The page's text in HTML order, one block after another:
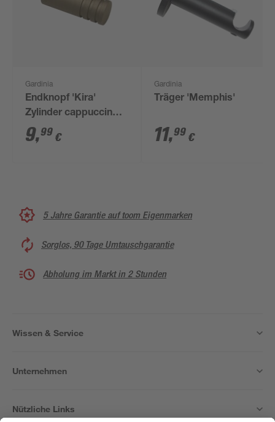
Gardinia
Endknopf 'Kira'
Zylinder cappuccino 2
Stück
9,99 €
Gardinia
Träger 'Memphis'
11,99 €
5 Jahre Garantie auf toom Eigenmarken
Sorglos, 90 Tage Umtauschgarantie
Abholung im Markt in 2 Stunden
Wissen & Service
Unternehmen
Nützliche Links